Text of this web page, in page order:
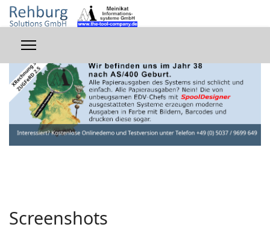
Screenshots